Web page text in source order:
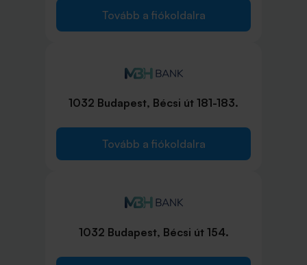
Tovább a fiókoldalra
1032 Budapest, Bécsi út 181-183.
Tovább a fiókoldalra
1032 Budapest, Bécsi út 154.